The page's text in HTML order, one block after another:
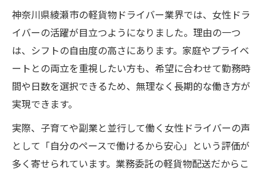
神奈川県綾瀬市の軽貨物ドライバー業界では、女性ドラ
イバーの活躍が目立つようになりました。理由の一つ
は、シフトの自由度の高さにあります。家庭やプライベ
ートとの両立を重視したい方も、希望に合わせて勤務時
間や日数を選択できるため、無理なく長期的な働き方が
実現できます。
実際、子育てや副業と並行して働く女性ドライバーの声
として「自分のペースで働けるから安心」という評価が
多く寄せられています。業務委託の軽貨物配送だからこ